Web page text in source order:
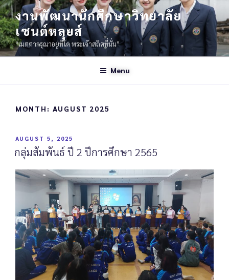
งานพัฒนานักศึกษาวิทยาลัย
เซนต์หลุยส์
“เมตตากรุณาอยู่ที่ใด พระเจ้าสถิตที่นั่น”
Menu
MONTH: AUGUST 2025
AUGUST 5, 2025
กลุ่มสัมพันธ์ ปี 2 ปีการศึกษา 2565